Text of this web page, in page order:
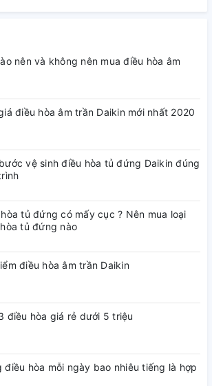
cổng Composite
cổng
Cổng Optical (Digital Audio Out), HDMI
cổng
nên và không nên mua điều hòa âm
điều hòa âm trần Daikin mới nhất 2020
vệ sinh điều hòa tủ đứng Daikin đúng
tủ đứng có mấy cục ? Nên mua loại
tủ đứng nào
điều hòa âm trần Daikin
điều hòa giá rẻ dưới 5 triệu
điều hòa mỗi ngày bao nhiêu tiếng là hợp